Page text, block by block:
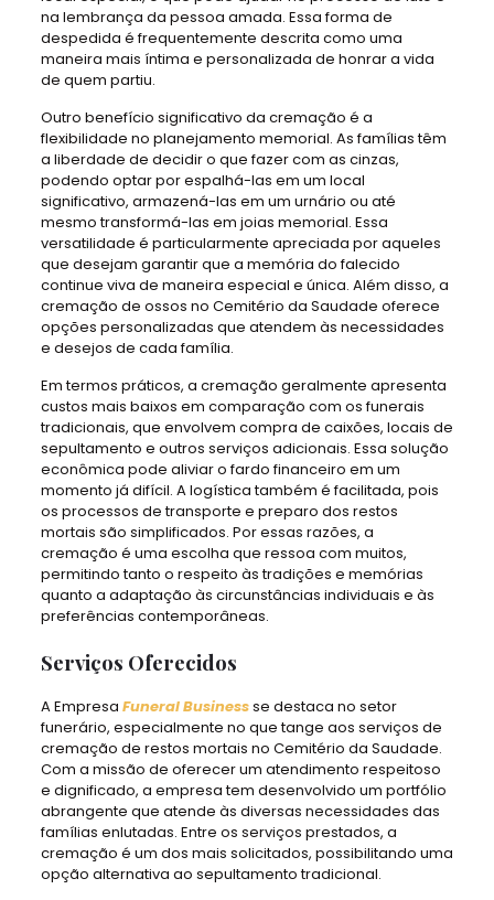
na lembrança da pessoa amada. Essa forma de
despedida é frequentemente descrita como uma
maneira mais íntima e personalizada de honrar a vida
de quem partiu.
Outro benefício significativo da cremação é a
flexibilidade no planejamento memorial. As famílias têm
a liberdade de decidir o que fazer com as cinzas,
podendo optar por espalhá-las em um local
significativo, armazená-las em um urnário ou até
mesmo transformá-las em joias memorial. Essa
versatilidade é particularmente apreciada por aqueles
que desejam garantir que a memória do falecido
continue viva de maneira especial e única. Além disso, a
cremação de ossos no Cemitério da Saudade oferece
opções personalizadas que atendem às necessidades
e desejos de cada família.
Em termos práticos, a cremação geralmente apresenta
custos mais baixos em comparação com os funerais
tradicionais, que envolvem compra de caixões, locais de
sepultamento e outros serviços adicionais. Essa solução
econômica pode aliviar o fardo financeiro em um
momento já difícil. A logística também é facilitada, pois
os processos de transporte e preparo dos restos
mortais são simplificados. Por essas razões, a
cremação é uma escolha que ressoa com muitos,
permitindo tanto o respeito às tradições e memórias
quanto a adaptação às circunstâncias individuais e às
preferências contemporâneas.
Serviços Oferecidos
A Empresa Funeral Businessse destaca no setor
funerário, especialmente no que tange aos serviços de
cremação de restos mortais no Cemitério da Saudade.
Com a missão de oferecer um atendimento respeitoso
e dignificado, a empresa tem desenvolvido um portfólio
abrangente que atende às diversas necessidades das
famílias enlutadas. Entre os serviços prestados, a
cremação é um dos mais solicitados, possibilitando uma
opção alternativa ao sepultamento tradicional.